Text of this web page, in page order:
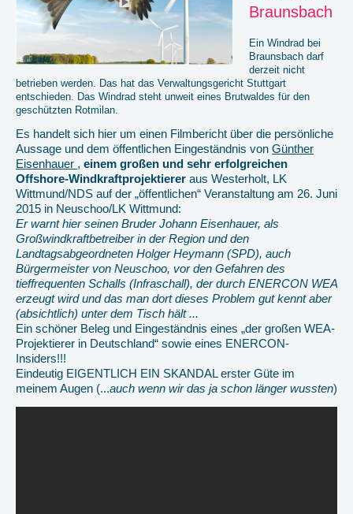
Braunsbach
Ein Windrad bei
Braunsbach darf
derzeit nicht
betrieben werden. Das hat das Verwaltungsgericht Stuttgart
entschieden. Das Windrad steht unweit eines Brutwaldes für den
geschützten Rotmilan.
Es handelt sich hier um einen Filmbericht über die persönliche
Aussage und dem öffentlichen Eingeständnis von Günther
Eisenhauer , einem großen und sehr erfolgreichen
Offshore-Windkraftprojektierer aus Westerholt, LK
Wittmund/NDS auf der „öffentlichen“ Veranstaltung am 26. Juni
2015 in Neuschoo/LK Wittmund:
Er warnt hier seinen Bruder Johann Eisenhauer, als
Großwindkraftbetreiber in der Region und den
Landtagsabgeordneten Holger Heymann (SPD), auch
Bürgermeister von Neuschoo, vor den Gefahren des
tieffrequenten Schalls (Infraschall), der durch ENERCON WEA
erzeugt wird und das man dort dieses Problem gut kennt aber
(absichtlich) unter dem Tisch hält ...
Ein schöner Beleg und Eingeständnis eines „der großen WEA-
Projektierer in Deutschland“ sowie eines ENERCON-
Insiders!!!
Eindeutig EIGENTLICH EIN SKANDAL erster Güte im
meinem Augen (...auch wenn wir das ja schon länger wussten)